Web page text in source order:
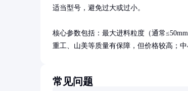
适当型号，避免过大或过小。
核心参数包括：最大进料粒度（通常
重工、山美等质量有保障，但价格较高；
常见问题